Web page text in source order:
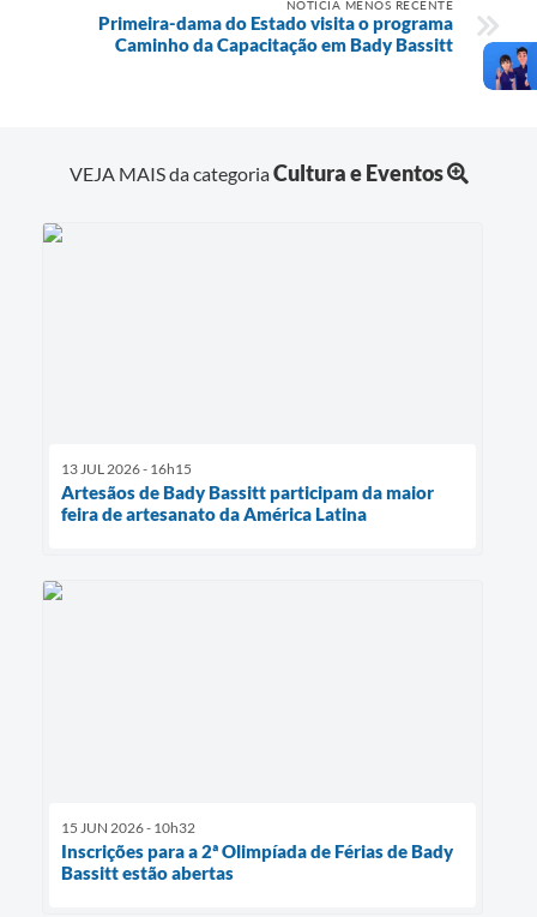
NOTÍCIA MENOS RECENTE
Primeira-dama do Estado visita o programa
Caminho da Capacitação em Bady Bassitt
VEJA MAIS da categoriaCultura e Eventos
13 JUL 2026 - 16h15
Artesãos de Bady Bassitt participam da maior
feira de artesanato da América Latina
15 JUN 2026 - 10h32
Inscrições para a 2ª Olimpíada de Férias de Bady
Bassitt estão abertas